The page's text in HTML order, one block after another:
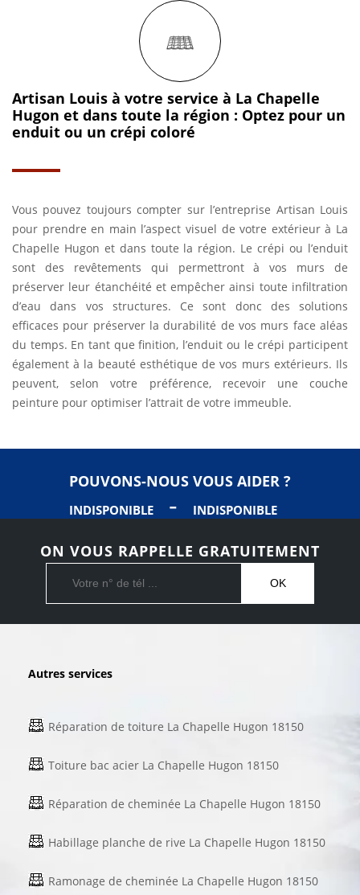
Artisan Louis à votre service à La Chapelle
Hugon et dans toute la région : Optez pour un
enduit ou un crépi coloré
Vous pouvez toujours compter sur l’entreprise Artisan Louis
pour prendre en main l’aspect visuel de votre extérieur à La
Chapelle Hugon et dans toute la région. Le crépi ou l’enduit
sont des revêtements qui permettront à vos murs de
préserver leur étanchéité et empêcher ainsi toute infiltration
d’eau dans vos structures. Ce sont donc des solutions
efficaces pour préserver la durabilité de vos murs face aléas
du temps. En tant que finition, l’enduit ou le crépi participent
également à la beauté esthétique de vos murs extérieurs. Ils
peuvent, selon votre préférence, recevoir une couche
peinture pour optimiser l’attrait de votre immeuble.
POUVONS-NOUS VOUS AIDER ?
INDISPONIBLE - INDISPONIBLE
ON VOUS RAPPELLE GRATUITEMENT
Autres services
Réparation de toiture La Chapelle Hugon 18150
Toiture bac acier La Chapelle Hugon 18150
Réparation de cheminée La Chapelle Hugon 18150
Habillage planche de rive La Chapelle Hugon 18150
Ramonage de cheminée La Chapelle Hugon 18150